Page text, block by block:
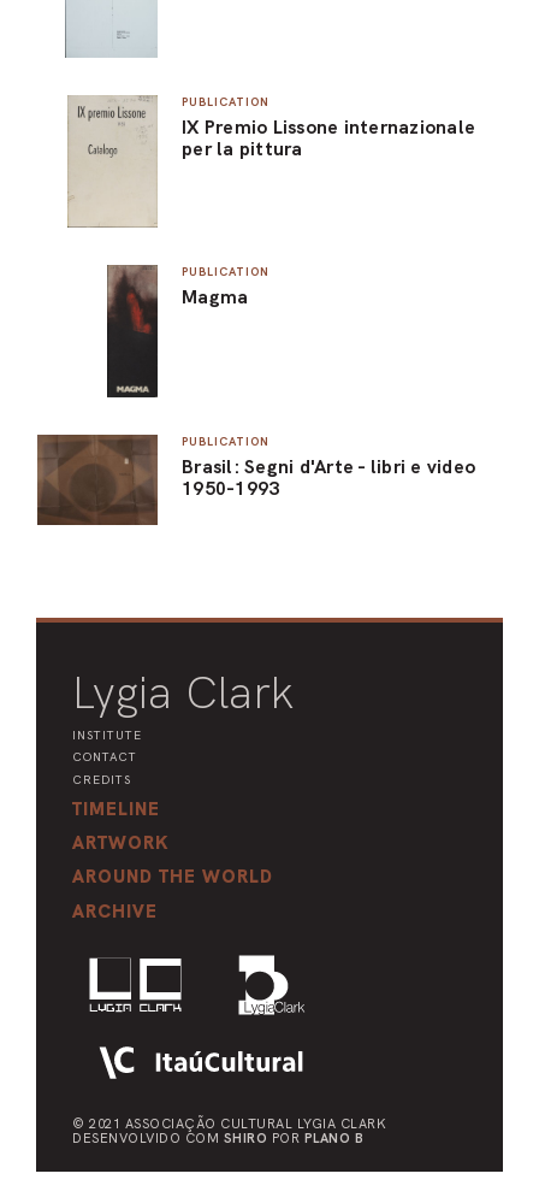
PUBLICATION
IX Premio Lissone internazionale
per la pittura
PUBLICATION
Magma
PUBLICATION
Brasil: Segni d'Arte - libri e video
1950-1993
Lygia Clark
INSTITUTE
CONTACT
CREDITS
TIMELINE
ARTWORK
AROUND THE WORLD
ARCHIVE
© 2021 ASSOCIAÇÃO CULTURAL LYGIA CLARK
DESENVOLVIDO COM SHIRO POR PLANO B